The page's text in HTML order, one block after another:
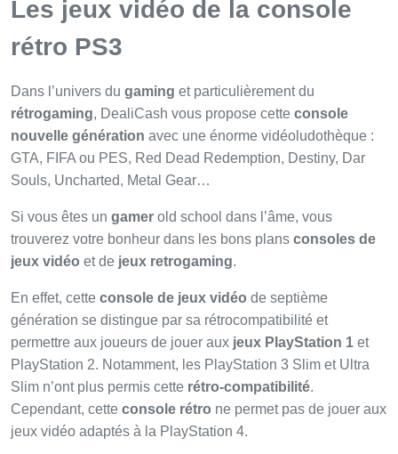
Les jeux vidéo de la console
rétro PS3
Dans l’univers du gaming et particulièrement du
rétrogaming, DealiCash vous propose cette console
nouvelle génération avec une énorme vidéoludothèque :
GTA, FIFA ou PES, Red Dead Redemption, Destiny, Dar
Souls, Uncharted, Metal Gear…
Si vous êtes un gamer old school dans l’âme, vous
trouverez votre bonheur dans les bons plans consoles de
jeux vidéo et de jeux retrogaming.
En effet, cette console de jeux vidéo de septième
génération se distingue par sa rétrocompatibilité et
permettre aux joueurs de jouer aux jeux PlayStation 1 et
PlayStation 2. Notamment, les PlayStation 3 Slim et Ultra
Slim n’ont plus permis cette rétro-compatibilité.
Cependant, cette console rétro ne permet pas de jouer aux
jeux vidéo adaptés à la PlayStation 4.